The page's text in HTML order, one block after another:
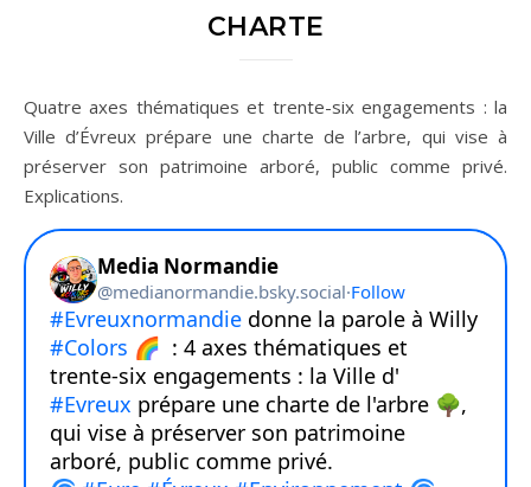
CHARTE
Quatre axes thématiques et trente-six engagements : la
Ville d’Évreux prépare une charte de l’arbre, qui vise à
préserver son patrimoine arboré, public comme privé.
Explications.